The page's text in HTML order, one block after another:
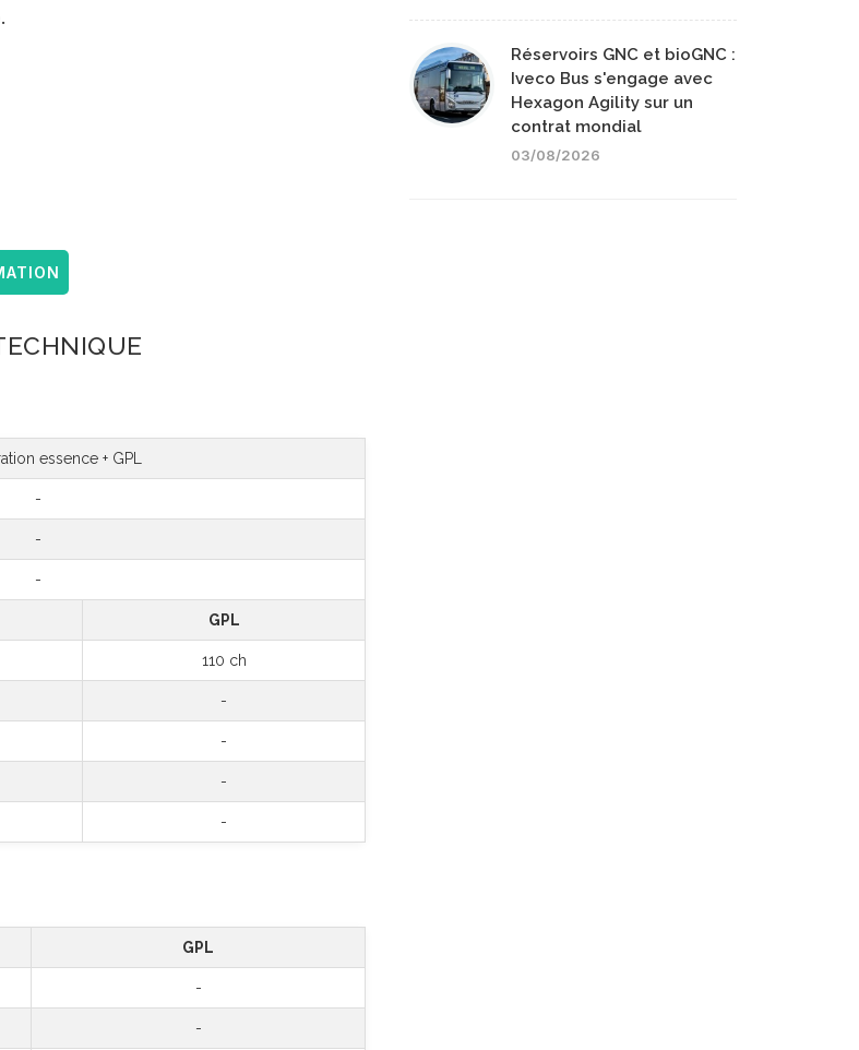
essence + GPL
-
-
-
GPL
110 ch
-
-
-
-
GPL
-
-
Réservoirs GNC et bioGNC :
Iveco Bus s'engage avec
Hexagon Agility sur un
contrat mondial
03/08/2026